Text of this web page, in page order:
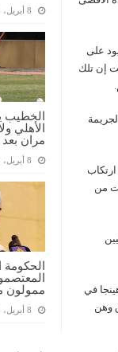
8 أبريل، 2019
الخطيب
الأهلي
مران بعد
8 أبريل، 2019
الحكومة
ممولون
8 أبريل، 2019
على
إن تلك
من
في
وهن